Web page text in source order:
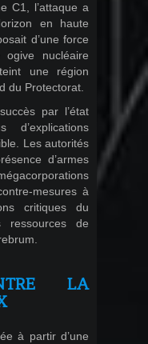
C1, l’attaque a
en haute
d’une force
ogive nucléaire
une région
du Protectorat.
par l’état
Les autorités
d’armes
mesures à
critiques du
ressources de
LA
à partir d’une